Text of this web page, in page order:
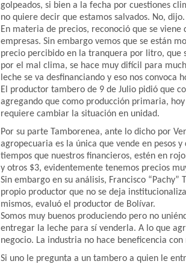
golpeados, si bien a la fecha por cuestiones
no quiere decir que estamos salvados. No, dijo.
En materia de precios, reconoció que se
empresas. Sin embargo vemos que se están
precio percibido en la tranquera por litro, que
por el mal clima, se hace muy difícil para
leche se va desfinanciando y eso nos convoca
El productor tambero de 9 de Julio pidió que
agregando que como producción primaria,
requiere cambiar la situación en unidad.
Por su parte Tamborenea, ante lo dicho por
agropecuaria es la única que vende en pesos
tiempos que nuestros financieros, estén en
y otros $3, evidentemente tenemos precios
Sin embargo en su análisis, Francisco
propio productor que no se deja
mismos, evaluó el productor de Bolívar.
Somos muy buenos produciendo pero no
entregar la leche para sí venderla. A lo que
negocio. La industria no hace beneficencia con
Si uno le pregunta a un tambero a quien le